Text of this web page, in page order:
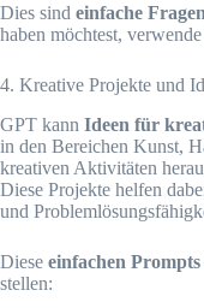
Dies sind einfache Fragen
haben möchtest, verwende
4. Kreative Projekte und
GPT kann Ideen für
in den Bereichen Kunst,
kreativen Aktivitäten
Diese Projekte helfen
und
Diese einfachen Prompts
stellen: